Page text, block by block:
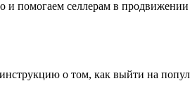
и помогаем селлерам в продвижении
о том, как выйти на